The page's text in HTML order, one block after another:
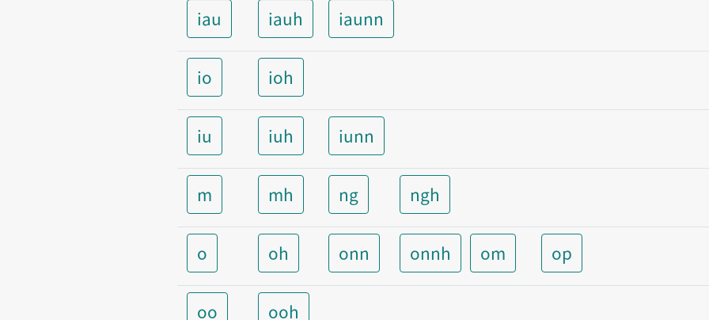
iau iauh iaunn
io ioh
iu iuh iunn
m mh ng ngh
o oh onn onnh om op
oo ooh